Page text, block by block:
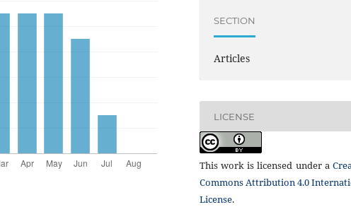
SECTION
Articles
LICENSE
This work is licensed under a
Commons Attribution 4.0
License.